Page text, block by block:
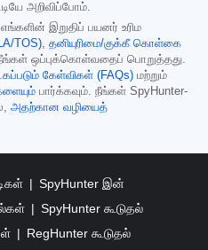
அறிவிப்போம்.
இறுதிப் பயனர் உரிம
TOS), தனியுரிமை/குக்கீ கொள்கை
ஒப்புக்கொள்வதைப் பொறுத்தது.
கேள்விகள் (FAQs) மற்றும்
பார்க்கவும். நீங்கள் SpyHunter-
அதற்கான வழியைத்
SpyHunter இன்
SpyHunter கூடுதல்
RegHunter கூடுதல்